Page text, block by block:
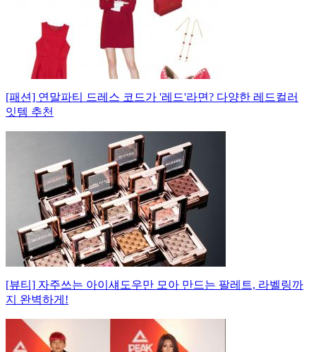
[패션] 연말파티 드레스 코드가 '레드'라면? 다양한 레드컬러
잇템 추천
[뷰티] 자주쓰는 아이섀도우만 모아 만드는 팔레트, 라벨링까
지 완벽하게!